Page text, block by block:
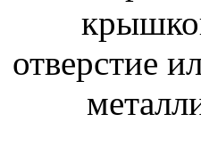
отверстие